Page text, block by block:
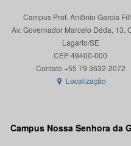
Campus Prof. Antônio Garcia
Av. Governador Marcelo Déda, 13,
Lagarto/SE
CEP 49400-000
Localização
Campus Nossa Senhora da